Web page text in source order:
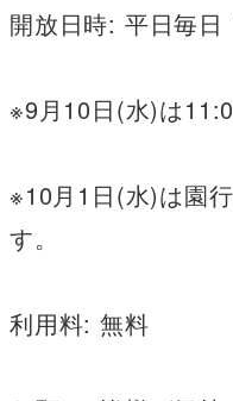
開放日時: 平日毎
※9月10日(水)は
※10月1日(水)は園
す。
利用料: 無料